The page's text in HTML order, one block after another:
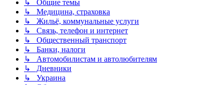
↳ Общие темы
↳ Медицина, страховка
↳ Жильё, коммунальные услуги
↳ Связь, телефон и интернет
↳ Общественный транспорт
↳ Банки, налоги
↳ Автомобилистам и автолюбителям
↳ Дневники
↳ Украина